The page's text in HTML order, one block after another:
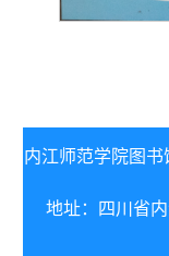
内江师范学院图书
馆长
地址：四川省